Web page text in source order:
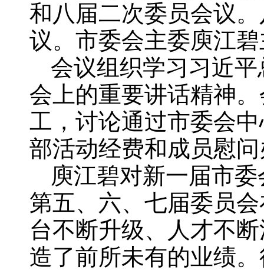
和八届二次委员会议
议。市委会主委庾江
会议组织学习习近
会上的重要讲话精神
工，讨论通过市委会
部活动经费和成员慰
庾江碧对新一届市
第五、六、七届委员
台不断升级、人才不
造了前所未有的业绩